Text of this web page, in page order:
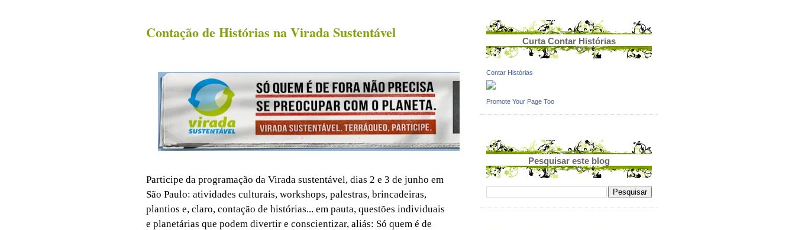
Contação de Histórias na Virada Sustentável
Participe da programação da Virada sustentável, dias 2 e 3 de junho em
São Paulo: atividades culturais, workshops, palestras, brincadeiras,
plantios e, claro, contação de histórias... em pauta, questões individuais
e planetárias que podem divertir e conscientizar, aliás: Só quem é de
Curta Contar Histórias
Contar Histórias
Promote Your Page Too
Pesquisar este blog